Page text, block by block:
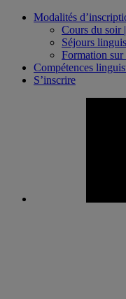
Modalités
Cours du soir
Séjours
Formation sur
Compétences
S’inscrire